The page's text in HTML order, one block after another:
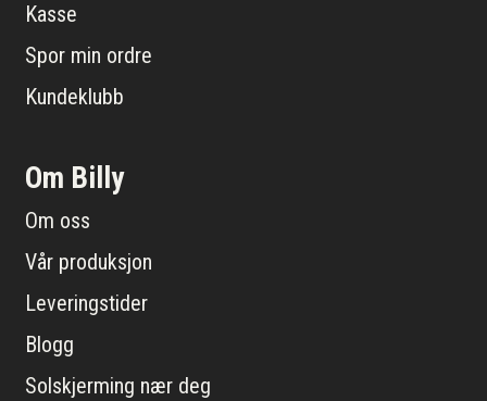
Kasse
Spor min ordre
Kundeklubb
Om Billy
Om oss
Vår produksjon
Leveringstider
Blogg
Solskjerming nær deg